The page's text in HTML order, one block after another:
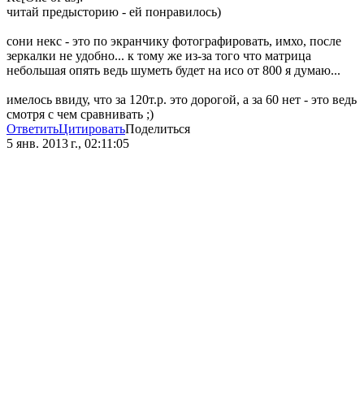
читай предысторию - ей понравилось)
сони некс - это по экранчику фотографировать, имхо, после
зеркалки не удобно... к тому же из-за того что матрица
небольшая опять ведь шуметь будет на исо от 800 я думаю...
имелось ввиду, что за 120т.р. это дорогой, а за 60 нет - это ведь
смотря с чем сравнивать ;)
ОтветитьЦитироватьПоделиться
5 янв. 2013 г., 02:11:05